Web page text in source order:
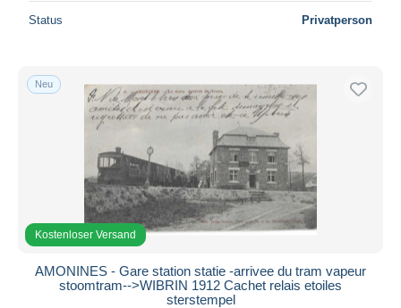
Status Privatperson
Neu
Kostenloser Versand
AMONINES - Gare station statie -arrivee du tram vapeur
stoomtram-->WIBRIN 1912 Cachet relais etoiles
sterstempel